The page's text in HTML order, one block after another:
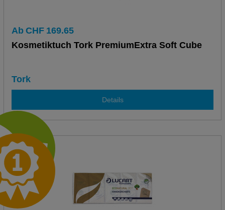
Ab CHF 169.65
Kosmetiktuch Tork PremiumExtra Soft Cube
Tork
Details